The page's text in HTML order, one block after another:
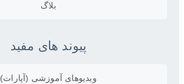
بلاگ
پیوند های مفید
ویدیو‌های آموزشی (آپارات)